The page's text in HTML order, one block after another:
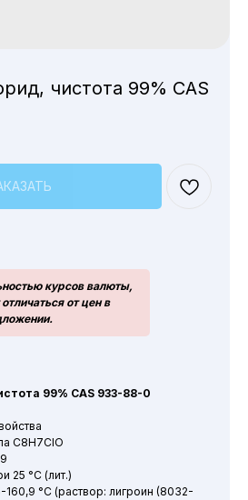
чистота 99% CAS
курсов валюты,
от цен в
99% CAS 933-88-0
C8H7ClO
25 °C (лит.)
160,9 °C (раствор: лигроин (8032-